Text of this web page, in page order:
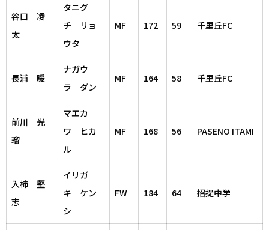
谷口 凌
太
タニグ
チ リョ
ウタ
MF 172 59 千里丘FC
長浦 暖
ナガウ
ラ ダン
MF 164 58 千里丘FC
前川 光
瑠
マエカ
ワ ヒカ
ル
MF 168 56 PASENO ITAMI
入柿 堅
志
イリガ
キ ケン
シ
FW 184 64 招提中学